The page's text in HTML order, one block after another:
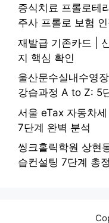
증식치료 프롤로테
주사 프롤로 보험
재발급 기존카드 |
지 핵심 확인
울산문수실내수영
강습과정 A to Z: 5
서울 eTax 자동차
7단계 완벽 분석
씽크홀릭학원 상현
습컨설팅 7단계 총